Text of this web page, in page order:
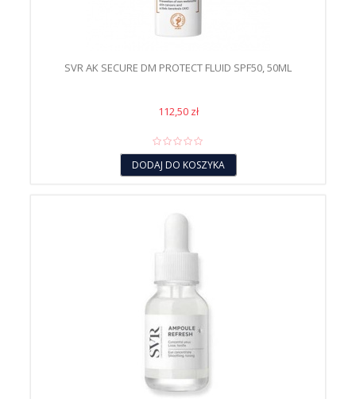
SVR AK SECURE DM PROTECT FLUID SPF50, 50ML
112,50 zł
DODAJ DO KOSZYKA